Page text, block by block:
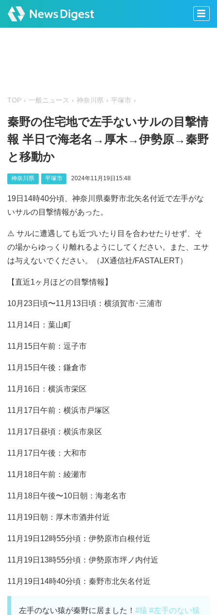
TOP 一般ニュース 神奈川県 平塚市
秦野の住宅地で左手ないサルの目撃情
報 半日で海老名→厚木→伊勢原→秦野
と移動か
神奈川県 平塚市 2024年11月19日15:48
19日14時40分頃、神奈川県秦野市北矢名付近で左手がな
いサルの目撃情報があった。
⚠️ サルに遭遇しても近づいたり目を合わせたりせず、そ
の場からゆっくり離れるようにしてください。また、エサ
は与えないでください。（JX通信社/FASTALERT）
【直近1ヶ月ほどの目撃情報】
10月23日頃〜11月13日頃：横須賀市･三浦市
11月14日：葉山町
11月15日午前：逗子市
11月15日午後：鎌倉市
11月16日：横浜市栄区
11月17日午前：横浜市戸塚区
11月17日昼頃：横浜市泉区
11月17日午後：大和市
11月18日午前：綾瀬市
11月18日午後〜10日朝：海老名市
11月19日朝：厚木市酒井付近
11月19日12時55分頃：伊勢原市白根付近
11月19日13時55分頃：伊勢原市坪ノ内付近
11月19日14時40分頃：秦野市北矢名付近
左手のない猿が秦野に居ました！ #猿 #左手のない猿